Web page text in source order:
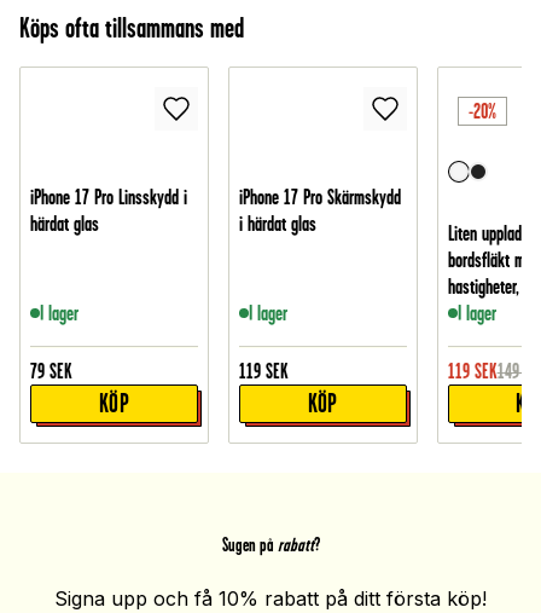
Köps ofta tillsammans med
iPhone 17 Pro Linsskydd i
härdat glas
I lager
79 SEK
KÖP
iPhone 17 Pro Skärmskydd
i härdat glas
I lager
119 SEK
KÖP
-20%
Liten
bordsfläkt
hastigheter, Vit
I lager
119 SEK149
Sugen på rabatt?
Signa upp och få 10% rabatt på ditt första köp!